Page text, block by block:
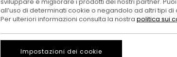
all’uso di determinati cookie o negandolo ad altri tipi
Per ulteriori informazioni consulta la nostra politica sui
Impostazioni dei cookie